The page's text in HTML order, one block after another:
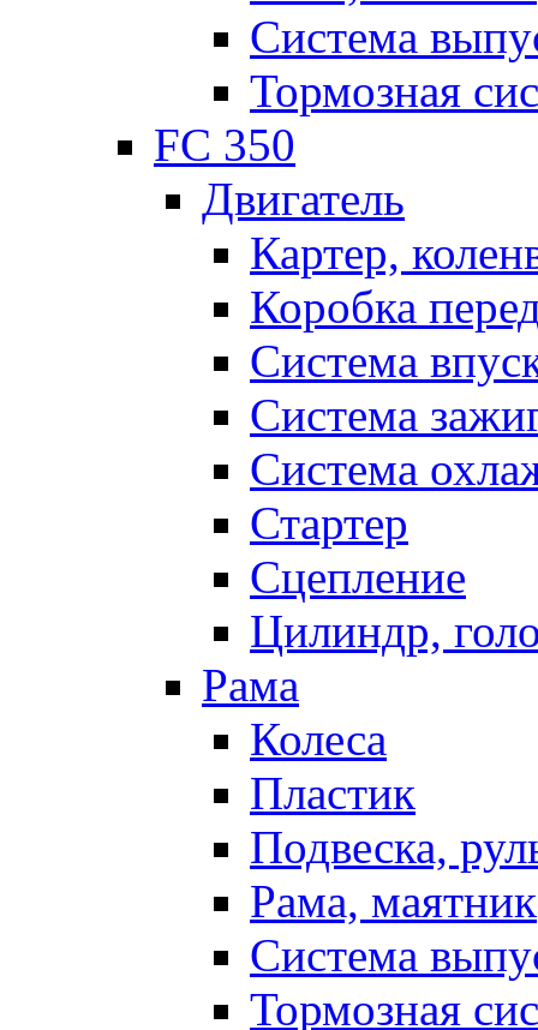
Система
Тормозная
FC 350
Двигатель
Картер,
Коробка
Система
Система
Система
Стартер
Сцепление
Цилиндр,
Рама
Колеса
Пластик
Подвеска,
Рама, маятник
Система
Тормозная